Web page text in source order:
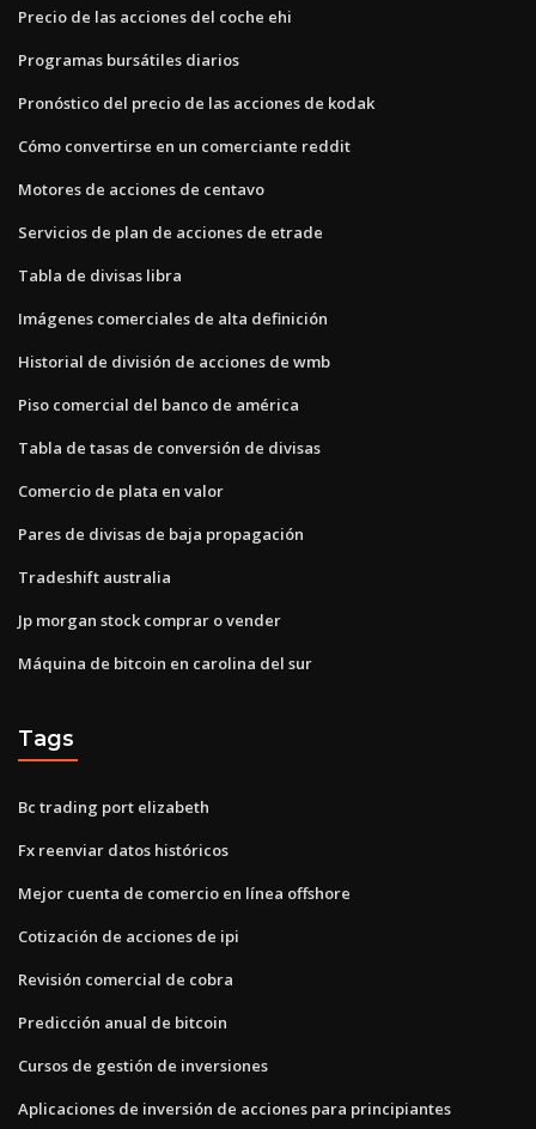
Precio de las acciones del coche ehi
Programas bursátiles diarios
Pronóstico del precio de las acciones de kodak
Cómo convertirse en un comerciante reddit
Motores de acciones de centavo
Servicios de plan de acciones de etrade
Tabla de divisas libra
Imágenes comerciales de alta definición
Historial de división de acciones de wmb
Piso comercial del banco de américa
Tabla de tasas de conversión de divisas
Comercio de plata en valor
Pares de divisas de baja propagación
Tradeshift australia
Jp morgan stock comprar o vender
Máquina de bitcoin en carolina del sur
Tags
Bc trading port elizabeth
Fx reenviar datos históricos
Mejor cuenta de comercio en línea offshore
Cotización de acciones de ipi
Revisión comercial de cobra
Predicción anual de bitcoin
Cursos de gestión de inversiones
Aplicaciones de inversión de acciones para principiantes